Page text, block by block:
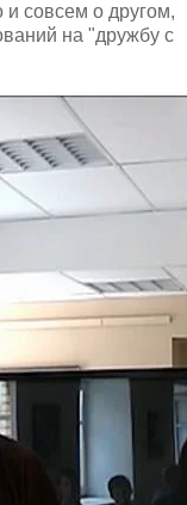
совсем о другом,
на "дружбу с